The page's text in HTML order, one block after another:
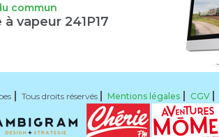
commun
vapeur 241P17
Tous droits réservés Mentions légales CGV